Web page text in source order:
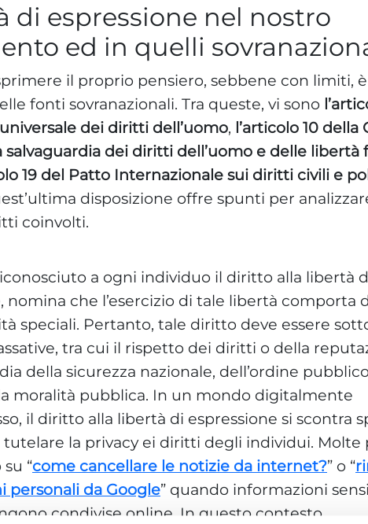
di espressione nel nostro
ed in quelli
il proprio pensiero, sebbene con limiti,
fonti sovranazionali. Tra queste, vi sono
dei diritti dell’uomo, l’articolo 10 della
salvaguardia dei diritti dell’uomo e delle
19 del Patto Internazionale sui diritti civili e
disposizione offre spunti per
coinvolti.
a ogni individuo il diritto alla libertà
nomina che l’esercizio di tale libertà comporta
speciali. Pertanto, tale diritto deve essere
tra cui il rispetto dei diritti o della
della sicurezza nazionale, dell’ordine
moralità pubblica. In un mondo digitalmente
il diritto alla libertà di espressione si scontra
tutelare la privacy ei diritti degli individui. Molte
“come cancellare le notizie da internet?” o “
personali da Google” quando informazioni
condivise online. In questo contesto,